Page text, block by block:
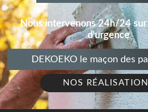
Nous intervenons 24h/24
d'urgence
DEKOEKO le maçon des
NOS